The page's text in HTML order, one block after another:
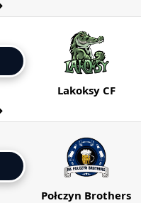
Lakoksy CF
Połczyn Brothers